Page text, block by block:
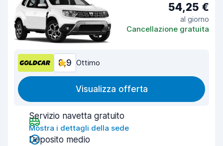
54,25 €
al giorno
Cancellazione gratuita
8,9 Ottimo
Visualizza offerta
Servizio navetta gratuito
Mostra i dettagli della sede
Deposito medio